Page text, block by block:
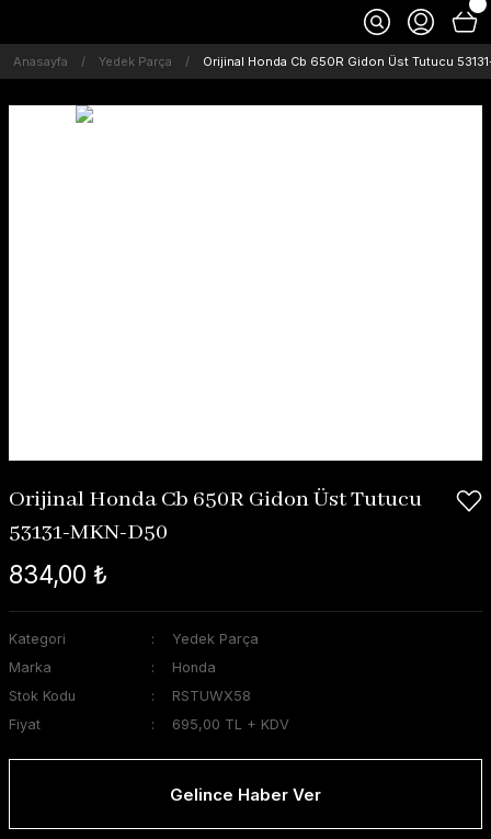
Anasayfa Yedek Parça Orijinal Honda Cb 650R Gidon Üst Tutucu
Orijinal Honda Cb 650R Gidon Üst Tutucu
53131-MKN-D50
834,00 ₺
Kategori
Yedek Parça
Marka
Honda
Stok Kodu
RSTUWX58
Fiyat
695,00 TL + KDV
Gelince Haber Ver